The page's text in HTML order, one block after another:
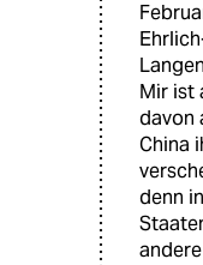
Mir ist
davon
China
denn